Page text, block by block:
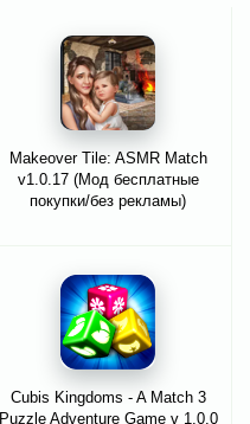
Makeover Tile: ASMR Match
v1.0.17 (Мод бесплатные
покупки/без рекламы)
Cubis Kingdoms - A Match 3
Puzzle Adventure Game v 1.0.0